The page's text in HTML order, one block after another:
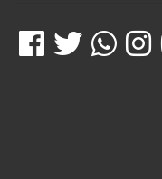
VOZ Y VOS